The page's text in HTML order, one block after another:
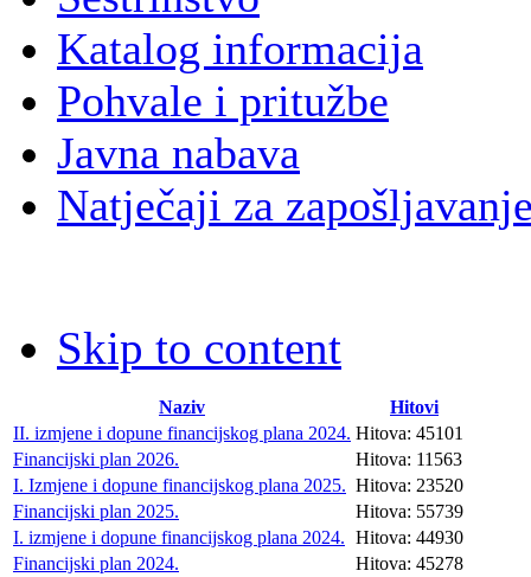
Katalog informacija
Pohvale i pritužbe
Javna nabava
Natječaji za
Skip to content
Naziv
Hitovi
II. izmjene i dopune financijskog plana 2024. Hitova: 45101
Financijski plan 2026.
Hitova: 11563
I. Izmjene i dopune financijskog plana 2025. Hitova: 23520
Financijski plan 2025.
Hitova: 55739
I. izmjene i dopune financijskog plana 2024. Hitova: 44930
Financijski plan 2024.
Hitova: 45278